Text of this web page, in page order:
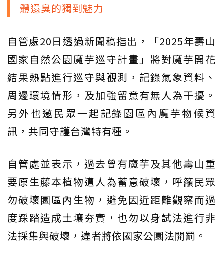
體還臭的獨到魅力
自管處20日透過新聞稿指出，「2025年壽山
國家自然公園魔芋巡守計畫」將對魔芋開花
結果熱點進行巡守與觀測，記錄氣象資料、
周邊環境情形，及加強留意有無人為干擾。
另外也邀民眾一起記錄園區內魔芋物候資
訊，共同守護台灣特有種。
自管處並表示，過去曾有魔芋及其他壽山重
要原生藤本植物遭人為蓄意破壞，呼籲民眾
勿破壞園區內生物，避免因近距離觀察而過
度踩踏造成土壤夯實，也勿以身試法進行非
法採集與破壞，違者將依國家公園法開罰。